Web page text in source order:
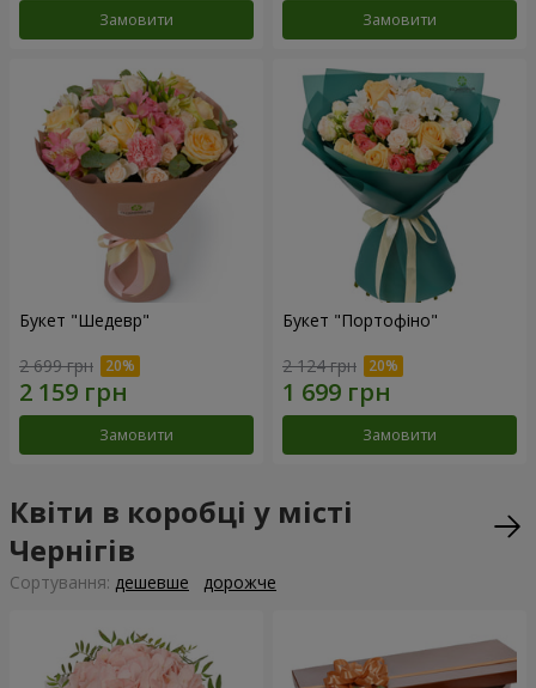
Замовити Замовити
Букет "Шедевр"
2 699 грн
Замовити
Букет "Портофіно"
2 124 грн
Замовити
Квіти в коробці у місті
Чернігів
Сортування: дешевше дорожче